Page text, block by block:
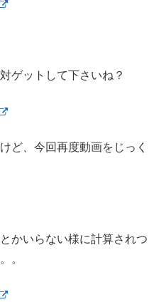
ゲットして下さいね？
ど、今回再度動画をじっく
かいらない様に計算されつ
。